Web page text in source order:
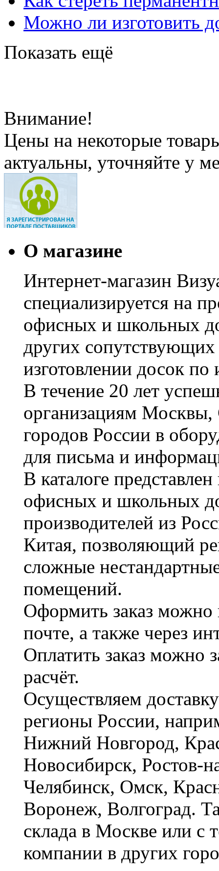
Можно ли изготовить
Показать ещё
Внимание!
Цены на некоторые
актуальны, уточняйте у
О магазине
Интернет-магазин
специализируется на
офисных и школьных
других сопутствующих
изготовлении досок по
В течение 20 лет
организациям Москвы,
городов России в
для письма и
В каталоге
офисных и школьных
производителей из
Китая, позволяющий
сложные
помещений.
Оформить заказ можно
почте, а также через
Оплатить заказ можно
расчёт.
Осуществляем
регионы России,
Нижний Новгород,
Новосибирск, Ростов-
Челябинск, Омск,
Воронеж, Волгоград.
склада в Москве или с
компании в других